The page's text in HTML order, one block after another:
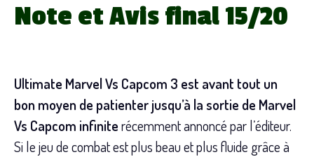
Note et Avis final 15/20
Ultimate Marvel Vs Capcom 3 est avant tout un
bon moyen de patienter jusqu’à la sortie de Marvel
Vs Capcom infiniterécemment annoncé par l’éditeur.
Si le jeu de combat est plus beau et plus fluide grâce à